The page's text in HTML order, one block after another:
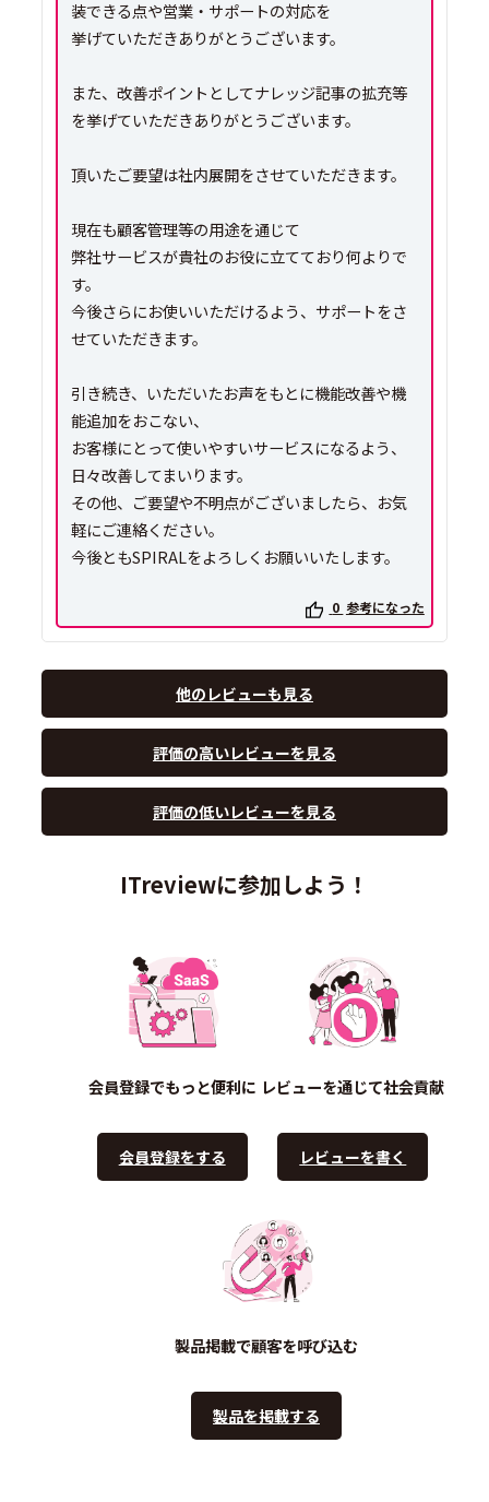
装できる点や営業・サポートの対応を
挙げていただきありがとうございます。
また、改善ポイントとしてナレッジ記事の拡充等
を挙げていただきありがとうございます。
頂いたご要望は社内展開をさせていただきます。
現在も顧客管理等の用途を通じて
弊社サービスが貴社のお役に立てており何よりで
す。
今後さらにお使いいただけるよう、サポートをさ
せていただきます。
引き続き、いただいたお声をもとに機能改善や機
能追加をおこない、
お客様にとって使いやすいサービスになるよう、
日々改善してまいります。
その他、ご要望や不明点がございましたら、お気
軽にご連絡ください。
0 参考になった
他のレビューも見る
評価の高いレビューを見る
評価の低いレビューを見る
ITreviewに参加しよう！
会員登録でもっと便利に
会員登録をする
レビューを通じて社会貢献
レビューを書く
製品掲載で顧客を呼び込む
製品を掲載する